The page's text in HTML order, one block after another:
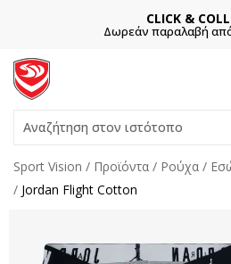
CLICK &
Δωρεάν παραλαβή
Αναζήτηση στον ιστότοπο
Sport Vision Προϊόντα Ρούχα
Jordan Flight Cotton